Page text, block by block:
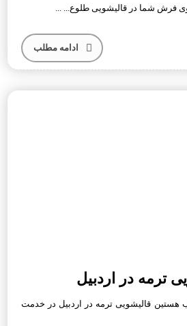
فرش شما در قالیشویی طلوع... ...
ادامه مطلب
ترمه در اردبیل
هستین قالیشویی ترمه در اردبیل در خدمت